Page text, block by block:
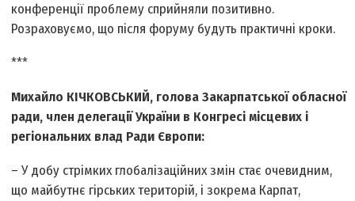
конференції проблему сприйняли позитивно.
Розраховуємо, що після форуму будуть практичні кроки.
***
Михайло КІЧКОВСЬКИЙ, голова Закарпатської обласної
ради, член делегації України в Конгресі місцевих і
регіональних влад Ради Європи:
– У добу стрімких глобалізаційних змін стає очевидним,
що майбутнє гірських територій, і зокрема Карпат,